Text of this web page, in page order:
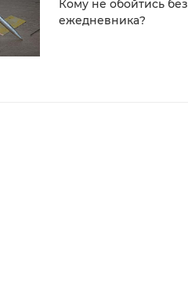
Кому не обойтись без
ежедневника?